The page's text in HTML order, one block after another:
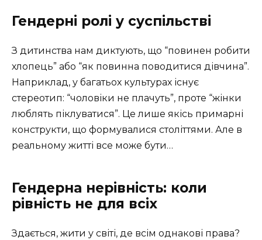
Гендерні ролі у суспільстві
З дитинства нам диктують, що “повинен робити
хлопець” або “як повинна поводитися дівчина”.
Наприклад, у багатьох культурах існує
стереотип: “чоловіки не плачуть”, проте “жінки
люблять піклуватися”. Це лише якісь примарні
конструкти, що формувалися століттями. Але в
реальному житті все може бути…
Гендерна нерівність: коли
рівність не для всіх
Здається, жити у світі, де всім однакові права?